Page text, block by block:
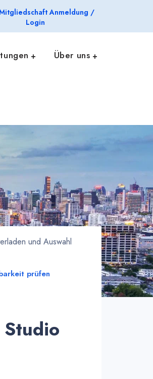
Anmeldung /
Login
Über uns
und Auswahl
prüfen